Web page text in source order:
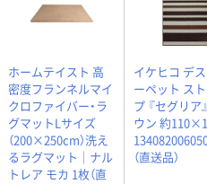
ホームテイスト 高
密度フランネルマイ
クロファイバー・ラ
グマットLサイズ
（200×250cm）洗え
るラグマット｜ナル
トレア モカ 1枚（直
イケヒコ デ
ーペット ス
プ 『セグリア
ウン 約
（直送品）